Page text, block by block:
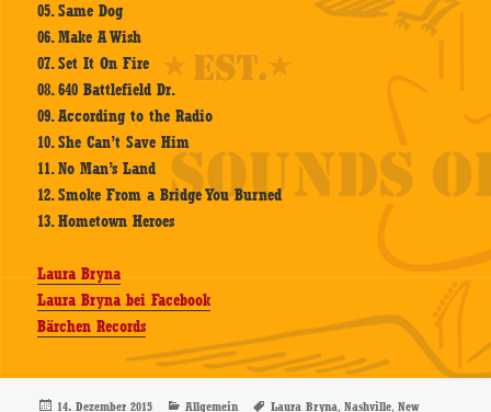
05. Same Dog
06. Make A Wish
07. Set It On Fire
08. 640 Battlefield Dr.
09. According to the Radio
10. She Can’t Save Him
11. No Man’s Land
12. Smoke From a Bridge You Burned
13. Hometown Heroes
Laura Bryna
Laura Bryna bei Facebook
Bärchen Records
Veröffentlicht
14. Dezember 2015 Kategorien
Allgemein Schlagwörter
Laura Bryna,Nashville,New